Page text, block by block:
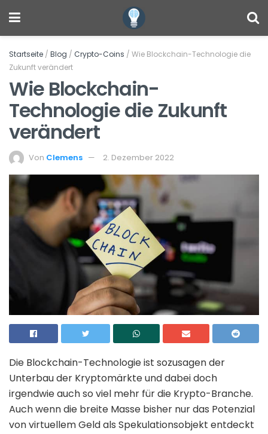
Startseite / Blog / Crypto-Coins / Wie Blockchain-Technologie die
Zukunft verändert
Wie Blockchain-
Technologie die Zukunft
verändert
Von Clemens 2. Dezember 2022
Die Blockchain-Technologie ist sozusagen der
Unterbau der Kryptomärkte und dabei doch
irgendwie auch so viel mehr für die Krypto-Branche.
Auch wenn die breite Masse bisher nur das Potenzial
von virtuellem Geld als Spekulationsobjekt entdeckt